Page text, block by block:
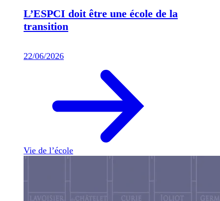
L’ESPCI doit être une école de la
transition
22/06/2026
Vie de l’école